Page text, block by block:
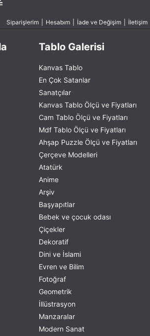
Siparişlerim Hesabım İade ve Değişim İletişim
Tablo Galerisi
Kanvas Tablo
En Çok Satanlar
Sanatçılar
Kanvas Tablo Ölçü ve Fiyatları
Cam Tablo Ölçü ve Fiyatları
Mdf Tablo Ölçü ve Fiyatları
Ahşap Puzzle Ölçü ve Fiyatları
Çerçeve Modelleri
Atatürk
Anime
Arşiv
Başyapıtlar
Bebek ve çocuk odası
Çiçekler
Dekoratif
Dini ve İslami
Evren ve Bilim
Fotoğraf
Geometrik
İllüstrasyon
Manzaralar
Modern Sanat